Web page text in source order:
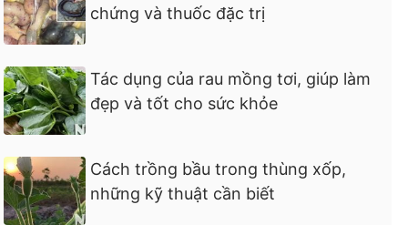
chứng và thuốc đặc trị
Tác dụng của rau mồng tơi, giúp làm
đẹp và tốt cho sức khỏe
Cách trồng bầu trong thùng xốp,
những kỹ thuật cần biết